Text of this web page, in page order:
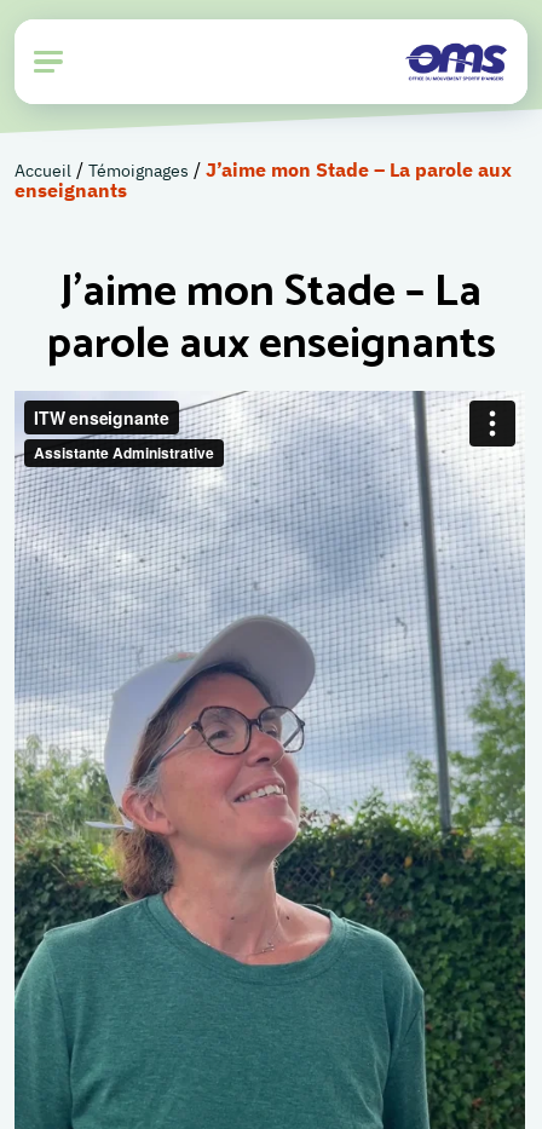
Accueil / Témoignages / J’aime mon Stade – La parole aux
enseignants
J’aime mon Stade – La
parole aux enseignants